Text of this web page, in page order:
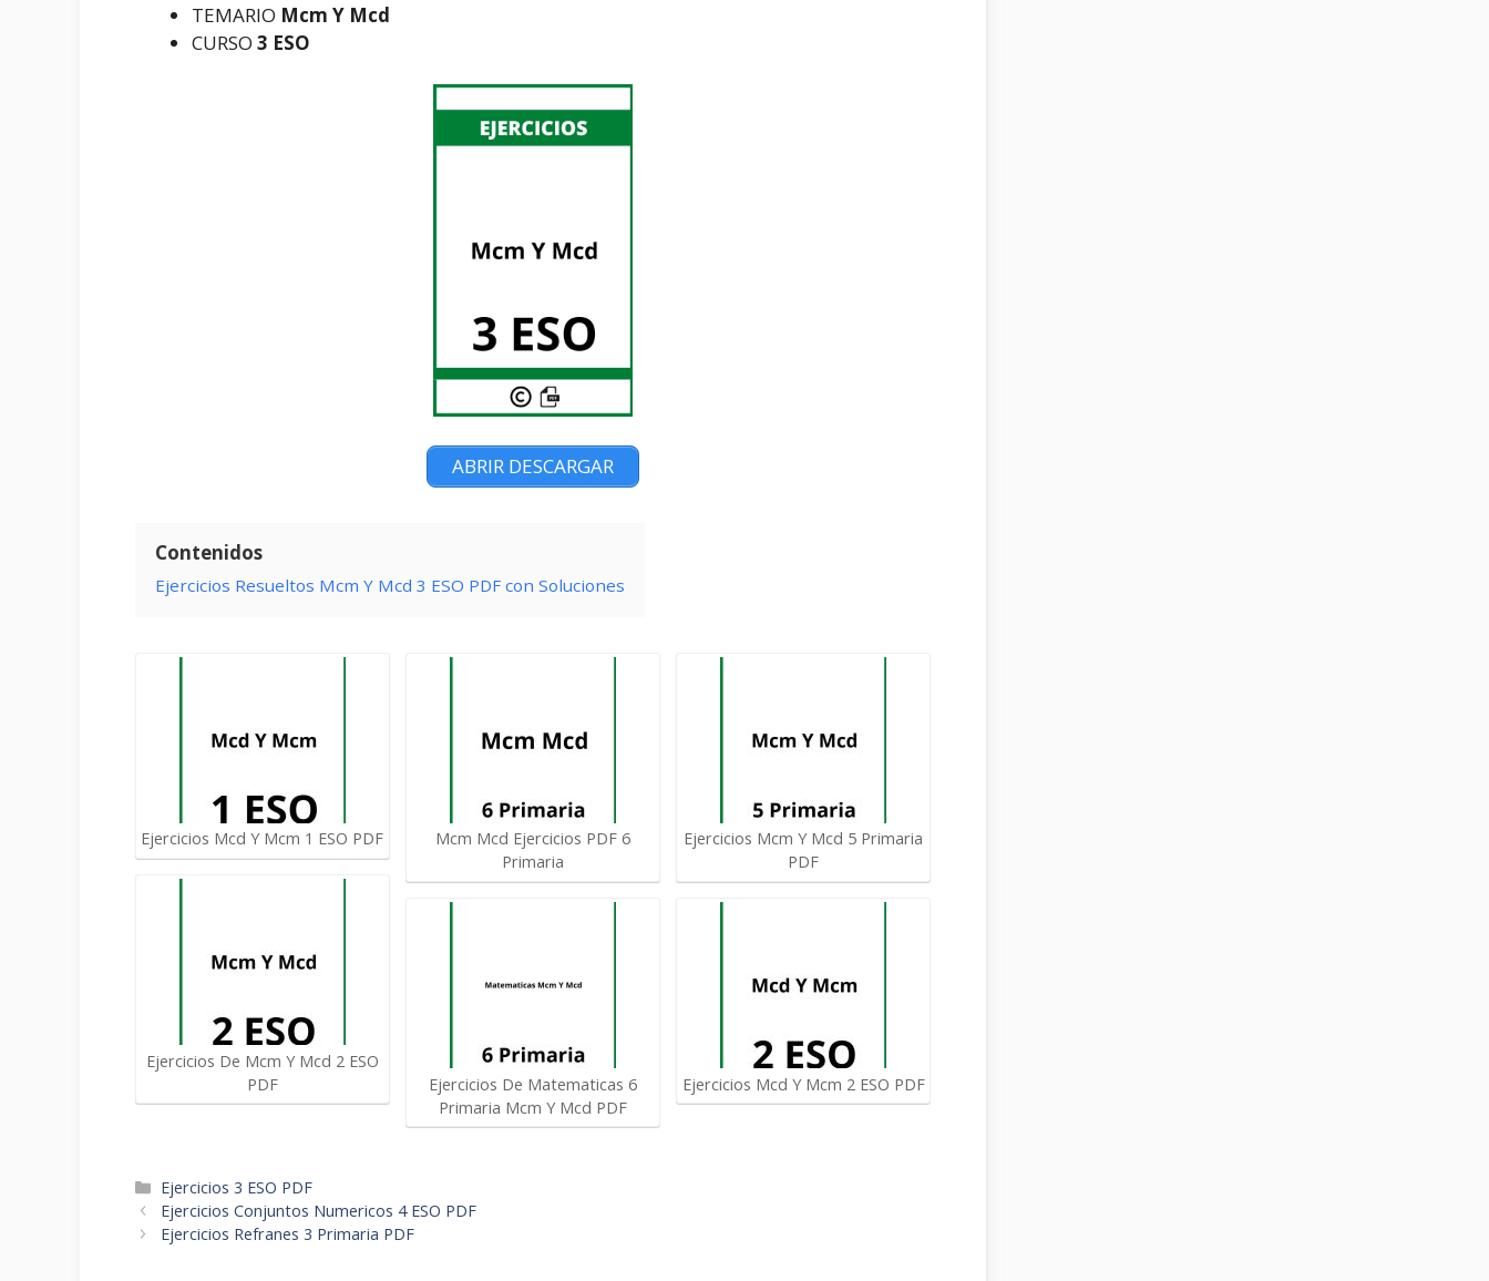
TEMARIO Mcm Y Mcd
CURSO 3 ESO
ABRIR DESCARGAR
Contenidos
Ejercicios Resueltos Mcm Y Mcd 3 ESO PDF con Soluciones
Ejercicios Mcd Y Mcm 1 ESO PDF
Ejercicios De Mcm Y Mcd 2 ESO
PDF
Mcm Mcd Ejercicios PDF 6
Primaria
Ejercicios De Matematicas 6
Primaria Mcm Y Mcd PDF
Ejercicios Mcm Y Mcd 5 Primaria
PDF
Ejercicios Mcd Y Mcm 2 ESO PDF
Categorías
Ejercicios 3 ESO PDF
Navegación
de
Ejercicios Conjuntos Numericos 4 ESO PDF
Ejercicios Refranes 3 Primaria PDF